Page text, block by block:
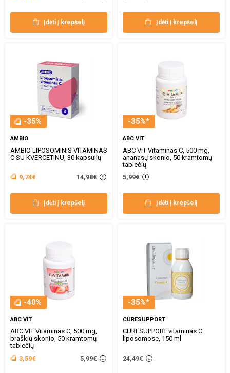
Įdėti į krepšelį Įdėti į krepšelį
-35%
AMBIO
AMBIO LIPOSOMINIS VITAMINAS
C SU KVERCETINU, 30 kapsulių
9,74€ 14,98€
Įdėti į krepšelį
-35%*
ABC VIT
ABC VIT Vitaminas C, 500 mg,
ananasų skonio, 50 kramtomų
tablečių
5,99€
Įdėti į krepšelį
-40%
ABC VIT
ABC VIT Vitaminas C, 500 mg,
braškių skonio, 50 kramtomų
tablečių
3,59€
5,99€
-35%*
CURESUPPORT
CURESUPPORT vitaminas C
liposomose, 150 ml
24,49€